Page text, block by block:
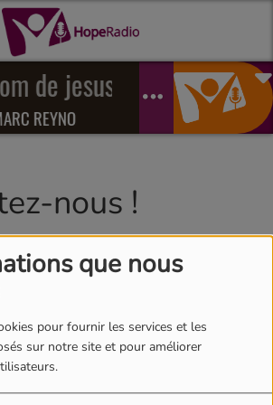
que nous
pour fournir les services et les
sur notre site et pour améliorer
de jesus
REYNO
nous !